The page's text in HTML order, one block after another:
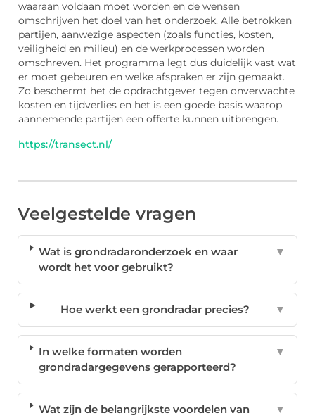
waaraan voldaan moet worden en de wensen
omschrijven het doel van het onderzoek. Alle betrokken
partijen, aanwezige aspecten (zoals functies, kosten,
veiligheid en milieu) en de werkprocessen worden
omschreven. Het programma legt dus duidelijk vast wat
er moet gebeuren en welke afspraken er zijn gemaakt.
Zo beschermt het de opdrachtgever tegen onverwachte
kosten en tijdverlies en het is een goede basis waarop
aannemende partijen een offerte kunnen uitbrengen.
https://transect.nl/
Veelgestelde vragen
Wat is grondradaronderzoek en waar
wordt het voor gebruikt?
▼
Hoe werkt een grondradar precies? ▼
In welke formaten worden
grondradargegevens gerapporteerd?
▼
Wat zijn de belangrijkste voordelen van ▼